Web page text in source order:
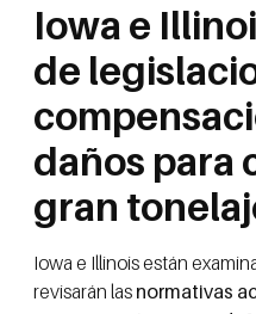
Iowa e
de
daños para
gran
Iowa e Illinois están
revisarán las normativas